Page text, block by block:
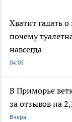
Хватит гадать
почему
навсегда
04:05
В Приморье
за отзывов на
Вчера